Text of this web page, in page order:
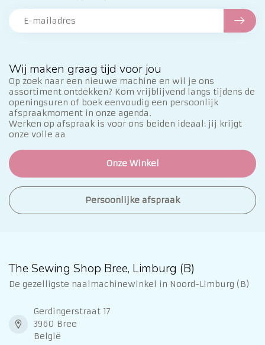
Wij maken graag tijd voor jou
Op zoek naar een nieuwe machine en wil je ons
assortiment ontdekken? Kom vrijblijvend langs tijdens de
openingsuren of boek eenvoudig een persoonlijk
afspraakmoment in onze agenda.
Werken op afspraak is voor ons beiden ideaal: jij krijgt
onze volle aa
Onze Winkel
Persoonlijke afspraak
The Sewing Shop Bree, Limburg (B)
De gezelligste naaimachinewinkel in Noord-Limburg (B)
Gerdingerstraat 17
3960 Bree
België